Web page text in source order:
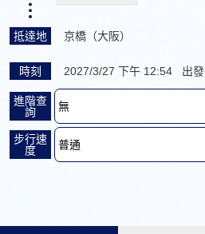
抵達地 京橋（大阪）
時刻 2027/3/27 下午 12:54 出發
進階查
詢
步行速
度